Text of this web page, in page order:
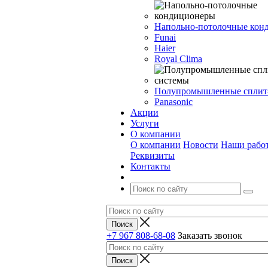
Напольно-потолочные
Funai
Haier
Royal Clima
Полупромышленные
Panasonic
Акции
Услуги
О компании
О компании Новости Наши
Реквизиты
Контакты
+7 967 808-68-08 Заказать звонок